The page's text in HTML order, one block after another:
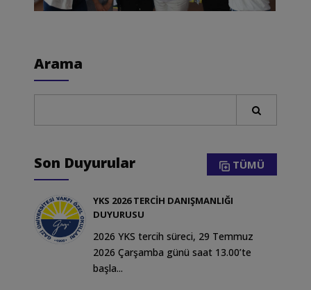
Arama
Son Duyurular TÜMÜ
YKS 2026 TERCİH DANIŞMANLIĞI
DUYURUSU
2026 YKS tercih süreci, 29 Temmuz
2026 Çarşamba günü saat 13.00’te
başla...